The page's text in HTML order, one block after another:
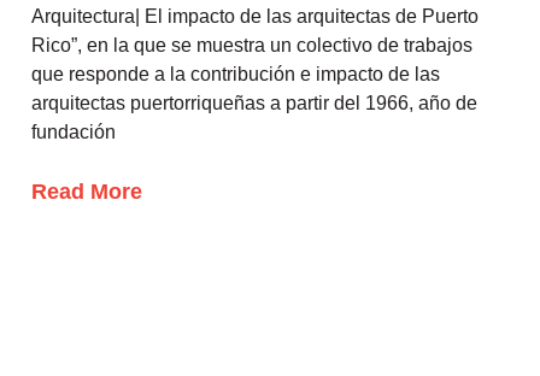
Arquitectura| El impacto de las arquitectas de Puerto
Rico”, en la que se muestra un colectivo de trabajos
que responde a la contribución e impacto de las
arquitectas puertorriqueñas a partir del 1966, año de
fundación
Read More